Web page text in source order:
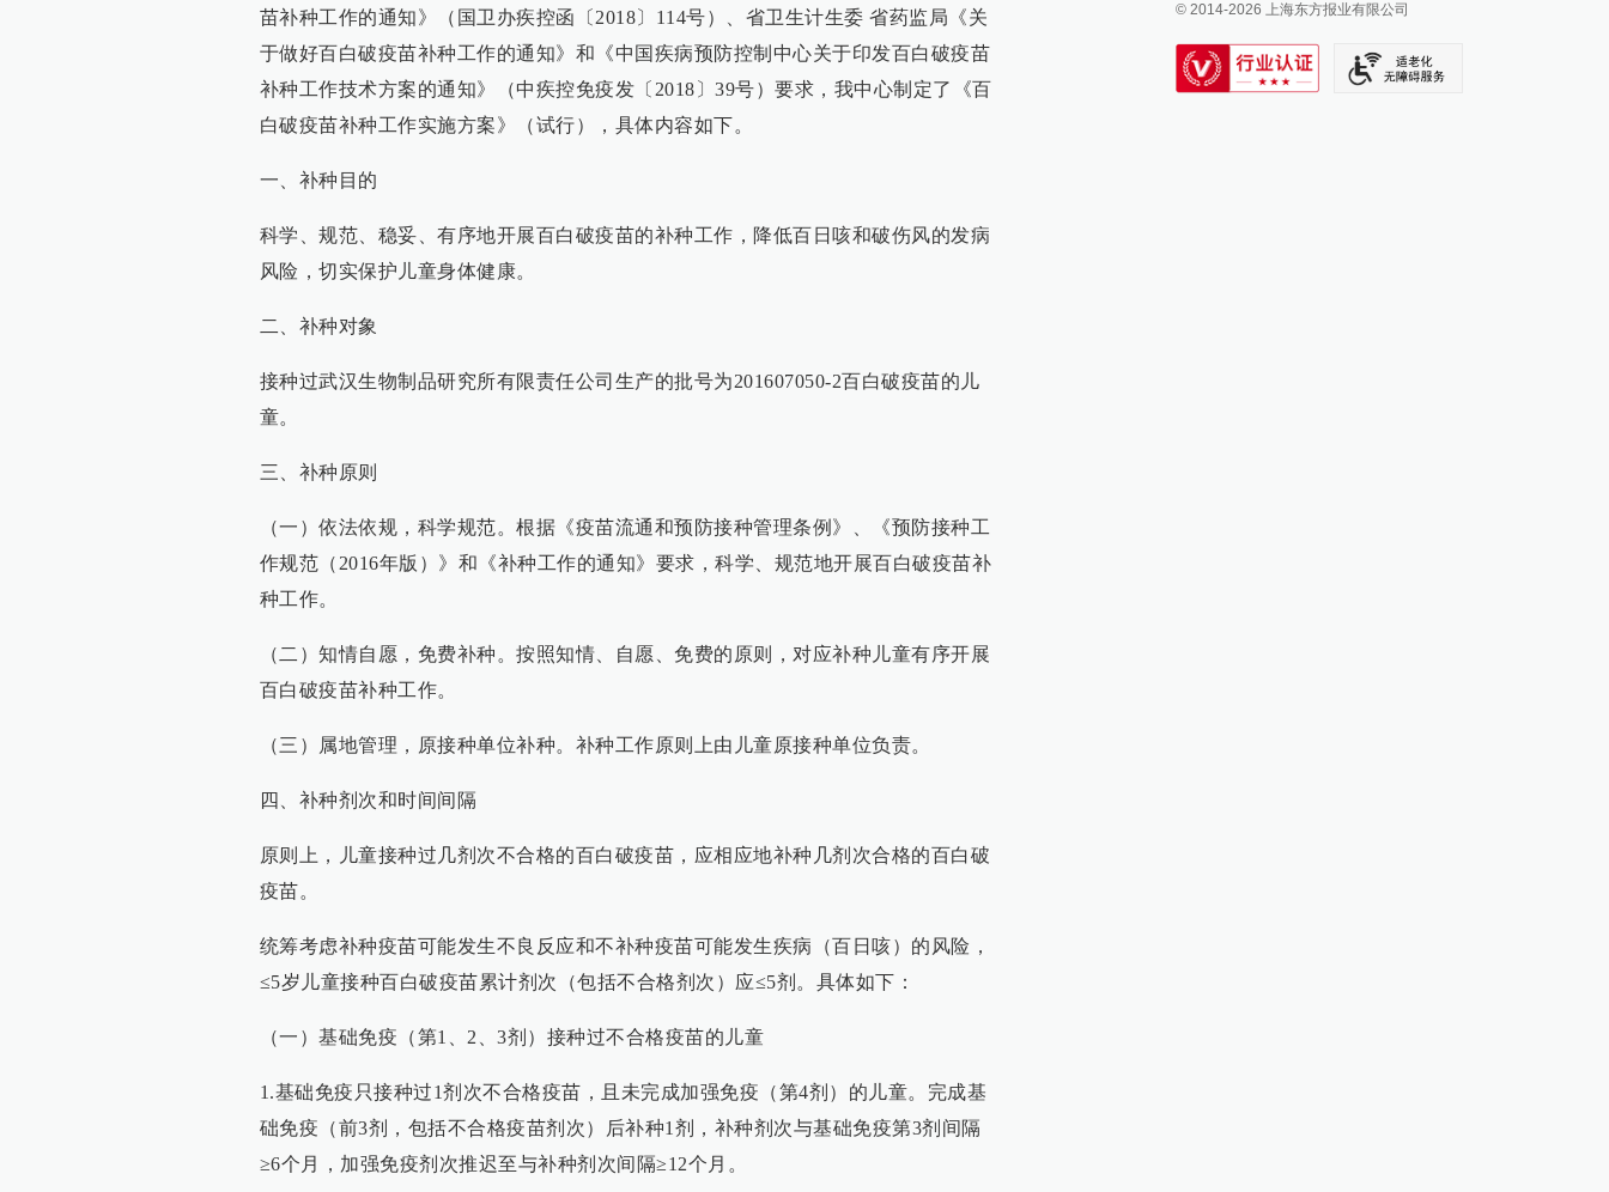
苗补种工作的通知》（国卫办疾控函〔2018〕114号）、省卫生计生委 省药监局《关
于做好百白破疫苗补种工作的通知》和《中国疾病预防控制中心关于印发百白破疫苗
补种工作技术方案的通知》（中疾控免疫发〔2018〕39号）要求，我中心制定了《百
白破疫苗补种工作实施方案》（试行），具体内容如下。
一、补种目的
科学、规范、稳妥、有序地开展百白破疫苗的补种工作，降低百日咳和破伤风的发病
风险，切实保护儿童身体健康。
二、补种对象
接种过武汉生物制品研究所有限责任公司生产的批号为201607050-2百白破疫苗的儿
童。
三、补种原则
（一）依法依规，科学规范。根据《疫苗流通和预防接种管理条例》、《预防接种工
作规范（2016年版）》和《补种工作的通知》要求，科学、规范地开展百白破疫苗补
种工作。
（二）知情自愿，免费补种。按照知情、自愿、免费的原则，对应补种儿童有序开展
百白破疫苗补种工作。
（三）属地管理，原接种单位补种。补种工作原则上由儿童原接种单位负责。
四、补种剂次和时间间隔
原则上，儿童接种过几剂次不合格的百白破疫苗，应相应地补种几剂次合格的百白破
疫苗。
统筹考虑补种疫苗可能发生不良反应和不补种疫苗可能发生疾病（百日咳）的风险，
≤5岁儿童接种百白破疫苗累计剂次（包括不合格剂次）应≤5剂。具体如下：
（一）基础免疫（第1、2、3剂）接种过不合格疫苗的儿童
1.基础免疫只接种过1剂次不合格疫苗，且未完成加强免疫（第4剂）的儿童。完成基
础免疫（前3剂，包括不合格疫苗剂次）后补种1剂，补种剂次与基础免疫第3剂间隔
≥6个月，加强免疫剂次推迟至与补种剂次间隔≥12个月。
IP SHANGHAI
SIXTH TONE
© 2014-2026 上海东方报业有限公司